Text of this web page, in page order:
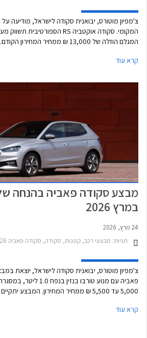
צ'מפיון מוטורס, יבואנית סקודה לישראל, מודיעה על
המגלם הוזלה של 13,000 ₪ ממחיר
קרא עוד
במרץ 2026
24 מרץ, 2026
תגיות: מבצעי רכב, קטנות, סקודה, סקודה פאביה 2022-2026
צ'מפיון מוטורס, יבואנית סקודה לישראל, יוצאת
פאביה עם מנוע טורבו
5,000 עד 5,500 ₪ ממחיר המחירון. המבצע
קרא עוד